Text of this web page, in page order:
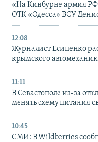
«На Кинбурне армия РФ
ОТК «Одесса» ВСУ
12:08
Журналист Есипенко
крымского
11:11
В Севастополе из-за
менять схему питания
10:45
СМИ: В Wildberries